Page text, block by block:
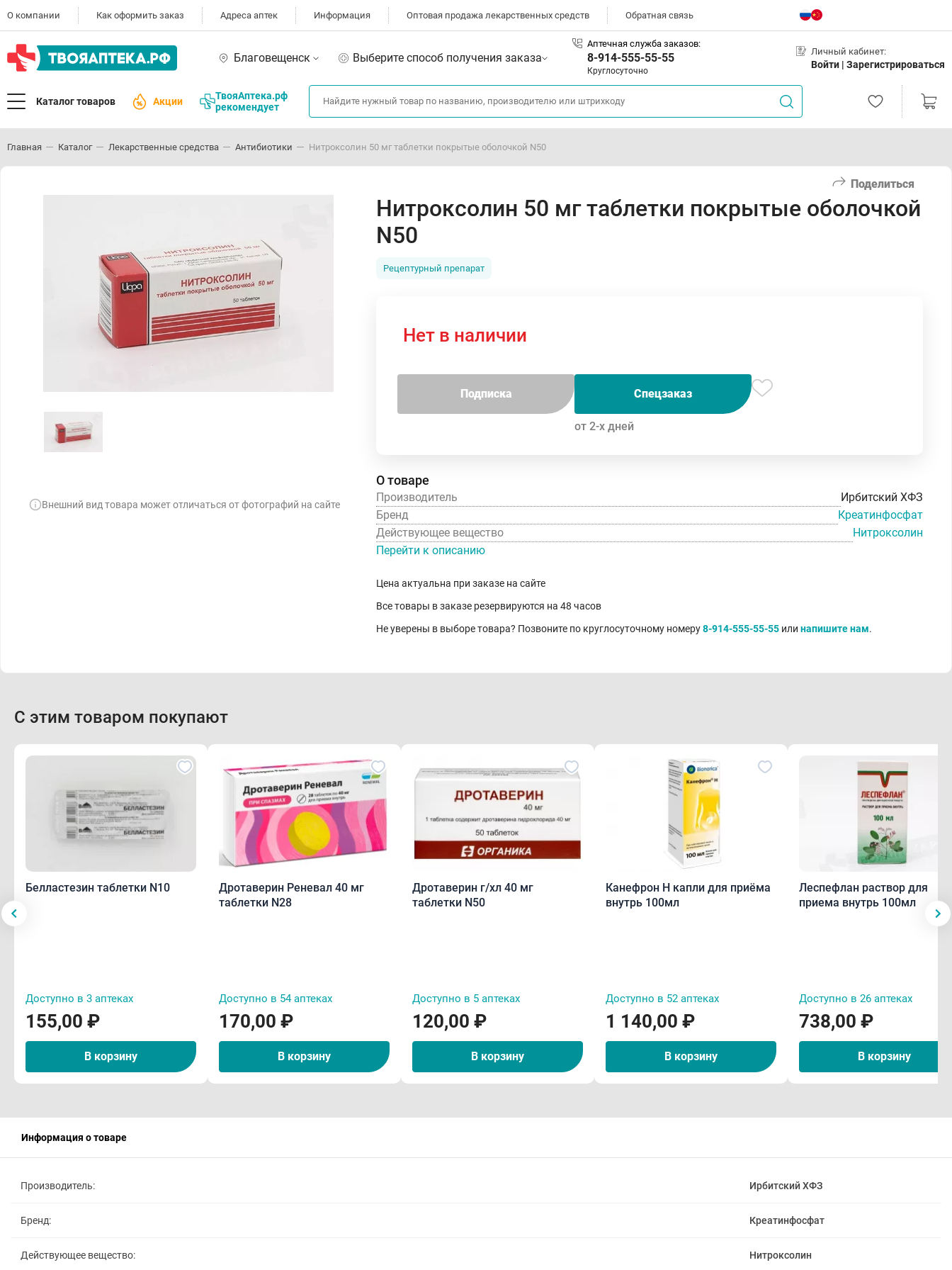
О компании Как оформить заказ Адреса аптек Информация Оптовая продажа лекарственных средств Обратная связь
Благовещенск Выберите способ получения заказа
Аптечная служба заказов:
8-914-555-55-55
Круглосуточно
Личный кабинет:
Войти | Зарегистрироваться
Каталог товаров Акции
ТвояАптека.рф
рекомендует
Главная Каталог Лекарственные средства Антибиотики Нитроксолин 50 мг таблетки покрытые оболочкой N50
Поделиться
Внешний вид товара может отличаться от фотографий на сайте
Нитроксолин 50 мг таблетки покрытые оболочкой
N50
Рецептурный препарат
Нет в наличии
Подписка Спецзаказ
от 2-х дней
О товаре
Производитель
Ирбитский ХФЗ
Бренд
Креатинфосфат
Действующее вещество
Нитроксолин
Перейти к описанию
Цена актуальна при заказе на сайте
Все товары в заказе резервируются на 48 часов
Не уверены в выборе товара? Позвоните по круглосуточному номеру8-914-555-55-55 или напишите нам.
С этим товаром покупают
Белластезин таблетки N10
Доступно в 3 аптеках
155,00 ₽
В корзину
Дротаверин Реневал 40 мг
таблетки N28
Доступно в 54 аптеках
170,00 ₽
В корзину
Дротаверин г/хл 40 мг
таблетки N50
Доступно в 5 аптеках
120,00 ₽
В корзину
Канефрон Н капли для приёма
внутрь 100мл
Доступно в 52 аптеках
1 140,00 ₽
В корзину
Леспефлан раствор для
приема внутрь 100мл
Доступно в 26 аптеках
738,00 ₽
В корзину
Информация о товаре
Производитель: Ирбитский ХФЗ
Бренд: Креатинфосфат
Действующее вещество: Нитроксолин